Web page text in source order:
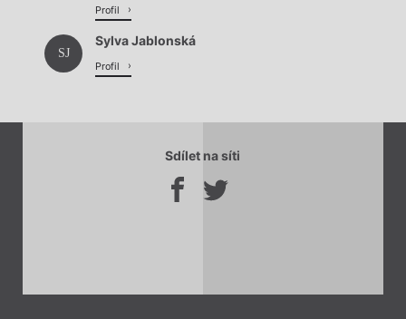
Profil
SJ
Sylva Jablonská
Profil
Sdílet na síti